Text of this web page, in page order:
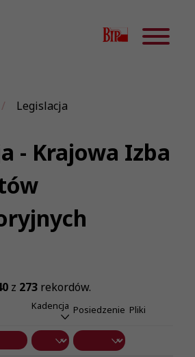
Legislacja
- Krajowa Izba
z 273 rekordów.
Kadencja Posiedzenie Pliki